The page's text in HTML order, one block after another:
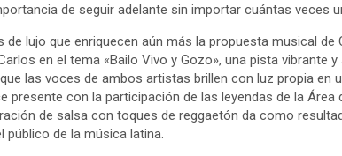
de seguir adelante sin importar cuántas veces
lujo que enriquecen aún más la propuesta musical de
en el tema «Bailo Vivo y Gozo», una pista vibrante
las voces de ambos artistas brillen con luz propia en
presente con la participación de las leyendas de la Área
de salsa con toques de reggaetón da como
público de la música latina.